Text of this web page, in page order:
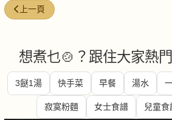
上一篇文章: 紅蔥頭 (香氣四溢的廚房寶石)
上一頁
想煮乜🍲？跟住大家熱
3餸1湯 快手菜 早餐 湯水
寂寞粉麵 女士食譜 兒童食